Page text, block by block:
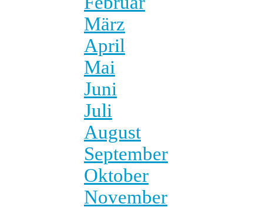
März
April
Mai
Juni
Juli
August
September
Oktober
November